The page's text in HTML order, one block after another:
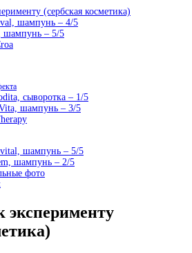
(сербская косметика)
шампунь – 4/5
– 5/5
сыворотка – 1/5
шампунь – 3/5
шампунь – 5/5
шампунь – 2/5
фото